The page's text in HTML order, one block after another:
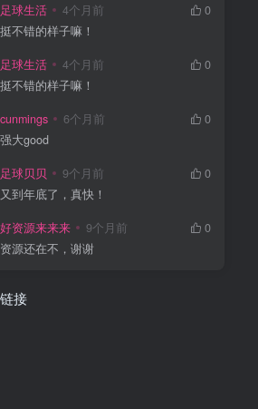
v2rayN v7.24.2 绿色版 – 网络代理工具
足球生活 4个月前
0
挺不错的样子嘛！
足球生活 4个月前
0
挺不错的样子嘛！
cunmings 6个月前
0
强大good
足球贝贝 9个月前
0
又到年底了，真快！
好资源来来来 9个月前
0
资源还在不，谢谢
接